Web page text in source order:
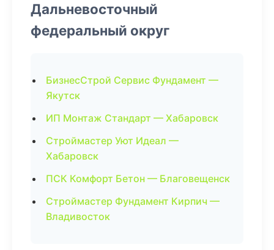
Дальневосточный
федеральный округ
БизнесСтрой Сервис Фундамент —
Якутск
ИП Монтаж Стандарт — Хабаровск
Строймастер Уют Идеал —
Хабаровск
ПСК Комфорт Бетон — Благовещенск
Строймастер Фундамент Кирпич —
Владивосток